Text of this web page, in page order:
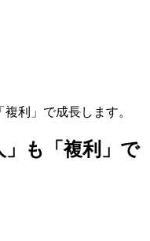
利」で成長します。
」も「複利」で